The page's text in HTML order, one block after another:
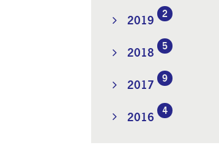
2019
2
2018
5
2017
9
2016
4